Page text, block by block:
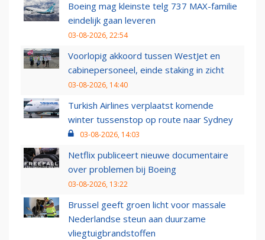
Boeing mag kleinste telg 737 MAX-familie
eindelijk gaan leveren
03-08-2026, 22:54
Voorlopig akkoord tussen WestJet en
cabinepersoneel, einde staking in zicht
03-08-2026, 14:40
Turkish Airlines verplaatst komende
winter tussenstop op route naar Sydney
03-08-2026, 14:03
Netflix publiceert nieuwe documentaire
over problemen bij Boeing
03-08-2026, 13:22
Brussel geeft groen licht voor massale
Nederlandse steun aan duurzame
vliegtuigbrandstoffen